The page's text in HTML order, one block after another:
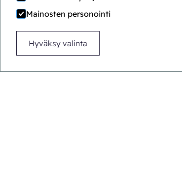
Mainosten personointi
Hyväksy valinta